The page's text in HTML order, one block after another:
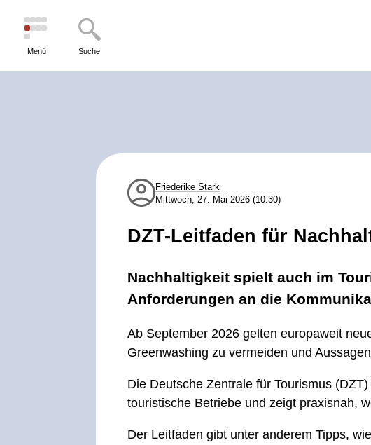
Menü Suche
Friederike Stark
Mittwoch, 27. Mai 2026 (10:30)
DZT-Leitfaden für
Nachhaltigkeit spielt auch im
Anforderungen an die
Ab September 2026 gelten europaweit
Greenwashing zu vermeiden und
Die Deutsche Zentrale für Tourismus
touristische Betriebe und zeigt praxisnah,
Der Leitfaden gibt unter anderem Tipps,